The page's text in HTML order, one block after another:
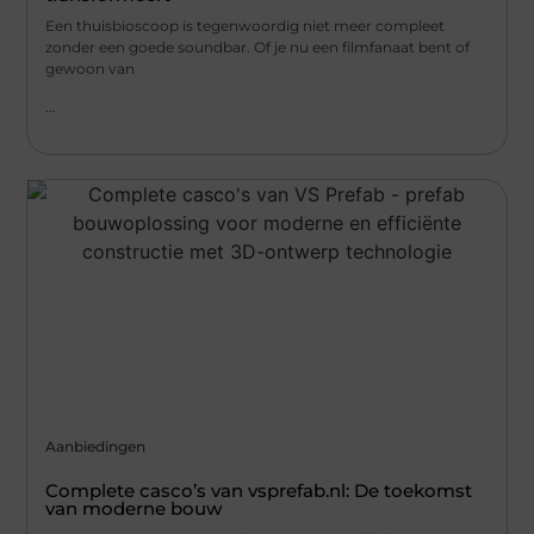
Een thuisbioscoop is tegenwoordig niet meer compleet
zonder een goede soundbar. Of je nu een filmfanaat bent of
gewoon van
...
Aanbiedingen
Complete casco’s van vsprefab.nl: De toekomst
van moderne bouw